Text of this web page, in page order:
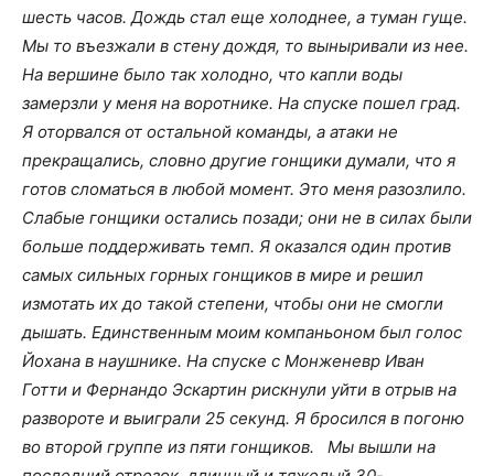
шесть часов. Дождь стал еще холоднее, а туман гуще.
Мы то въезжали в стену дождя, то выныривали из нее.
На вершине было так холодно, что капли воды
замерзли у меня на воротнике. На спуске пошел град.
Я оторвался от остальной команды, а атаки не
прекращались, словно другие гонщики думали, что я
готов сломаться в любой момент. Это меня разозлило.
Слабые гонщики остались позади; они не в силах были
больше поддерживать темп. Я оказался один против
самых сильных горных гонщиков в мире и решил
измотать их до такой степени, чтобы они не смогли
дышать. Единственным моим компаньоном был голос
Йохана в наушнике. На спуске с Монженевр Иван
Готти и Фернандо Эскартин рискнули уйти в отрыв на
развороте и выиграли 25 секунд. Я бросился в погоню
во второй группе из пяти гонщиков.
Мы вышли на